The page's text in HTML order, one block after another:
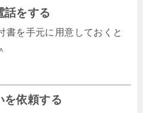
をする
書を手元に用意しておくと
依頼する